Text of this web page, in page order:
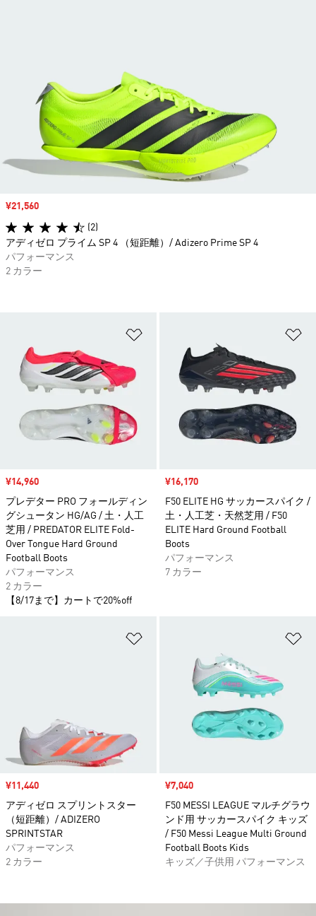
セール価格
¥14,960
プレデター PRO フォールディン
グシュータン HG/AG / 土・人工
芝用 / PREDATOR ELITE Fold-
Over Tongue Hard Ground
Football Boots
パフォーマンス
2 カラー
【8/17まで】カートで20%off
セール価格
¥16,170
F50 ELITE HG サッカースパイク /
土・人工芝・天然芝用 / F50
ELITE Hard Ground Football
Boots
パフォーマンス
7 カラー
セール価格
¥11,440
アディゼロ スプリントスター
（短距離）/ ADIZERO
SPRINTSTAR
パフォーマンス
2 カラー
セール価格
¥7,040
F50 MESSI LEAGUE マルチグラウ
ンド用 サッカースパイク キッズ
/ F50 Messi League Multi Ground
Football Boots Kids
キッズ／子供用 パフォーマンス
セール価格
¥21,560
(2)
アディゼロ プライム SP 4 （短距離）/ Adizero Prime SP 4
パフォーマンス
2 カラー